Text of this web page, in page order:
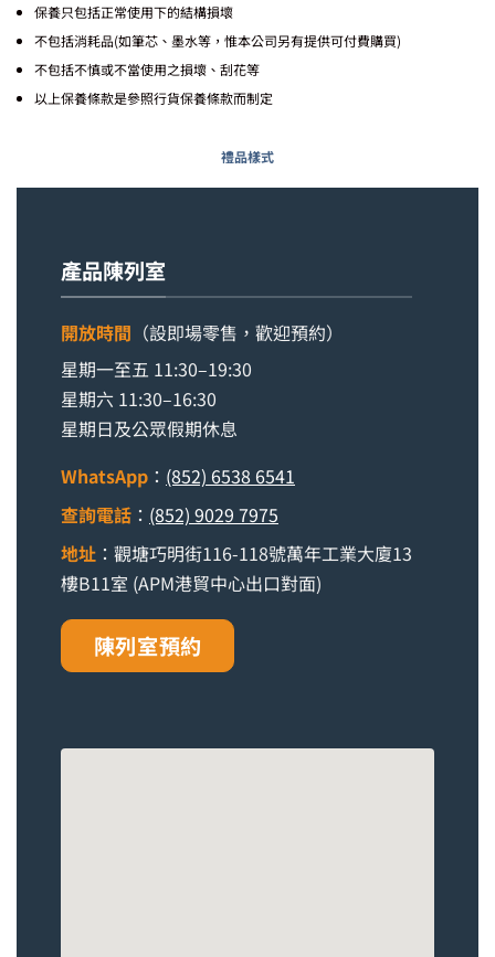
保養只包括正常使用下的結構損壞
不包括消耗品(如筆芯、墨水等，惟本公司另有提供可付費購買)
不包括不慎或不當使用之損壞、刮花等
以上保養條款是參照行貨保養條款而制定
禮品樣式
產品陳列室
開放時間 （設即場零售，歡迎預約）
星期一至五 11:30–19:30
星期六 11:30–16:30
星期日及公眾假期休息
WhatsApp ： (852) 6538 6541
查詢電話 ： (852) 9029 7975
地址 ：觀塘巧明街116-118號萬年工業大廈13
樓B11室 (APM港貿中心出口對面)
陳列室預約